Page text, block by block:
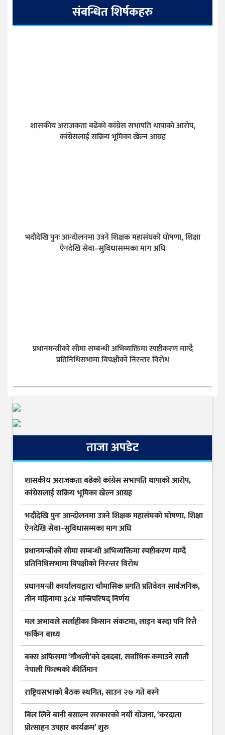
संबन्धित शिर्षकहरु
शासकीय अराजकता बढेको कांग्रेस सभापति थापाको आरोप,
कांग्रेसलाई सक्रिय भूमिका खेल्न आग्रह
भदौदेखि पुनः आन्दोलनमा उत्रने शिक्षक महासंघको घोषणा, शिक्षा
ऐनदेखि सेवा–सुविधासम्मका माग अघि
प्रधानमन्त्रीको सीमा सम्बन्धी अभिव्यक्तिमा स्पष्टीकरण माग्दै
प्रतिनिधिसभामा विपक्षीको निरन्तर विरोध
ताजा अपडेट
शासकीय अराजकता बढेको कांग्रेस सभापति थापाको आरोप,
कांग्रेसलाई सक्रिय भूमिका खेल्न आग्रह
भदौदेखि पुनः आन्दोलनमा उत्रने शिक्षक महासंघको घोषणा, शिक्षा
ऐनदेखि सेवा–सुविधासम्मका माग अघि
प्रधानमन्त्रीको सीमा सम्बन्धी अभिव्यक्तिमा स्पष्टीकरण माग्दै
प्रतिनिधिसभामा विपक्षीको निरन्तर विरोध
प्रधानमन्त्री कार्यालयद्वारा चौमासिक प्रगति प्रतिवेदन सार्वजनिक,
तीन महिनामा ३८४ मन्त्रिपरिषद् निर्णय
मल अभावले सर्लाहीका किसान संकटमा, लाइन बस्दा पनि रित्तै
फर्किन बाध्य
बक्स अफिसमा ‘गौंथली’को दबदबा, सर्वाधिक कमाउने सातौं
नेपाली फिल्मको कीर्तिमान
राष्ट्रियसभाको बैठक स्थगित, साउन २७ गते बस्ने
बिल लिने बानी बसाल्न सरकारको नयाँ योजना, ‘करदाता
प्रोत्साहन उपहार कार्यक्रम’ शुरु